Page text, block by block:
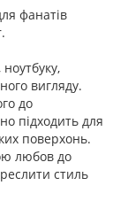
фанатів
вигляду.
до
підходить для
поверхонь.
любов до
стиль